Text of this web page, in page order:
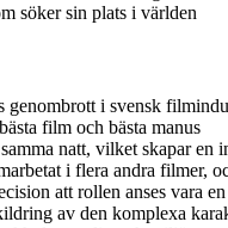
söker sin plats i världen
genombrott i svensk
film och bästa manus
natt, vilket skapar en
i flera andra filmer,
att rollen anses vara
av den komplexa